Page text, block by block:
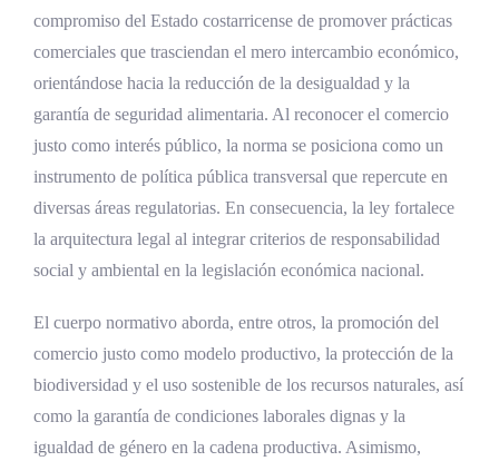
compromiso del Estado costarricense de promover prácticas
comerciales que trasciendan el mero intercambio económico,
orientándose hacia la reducción de la desigualdad y la
garantía de seguridad alimentaria. Al reconocer el comercio
justo como interés público, la norma se posiciona como un
instrumento de política pública transversal que repercute en
diversas áreas regulatorias. En consecuencia, la ley fortalece
la arquitectura legal al integrar criterios de responsabilidad
social y ambiental en la legislación económica nacional.
El cuerpo normativo aborda, entre otros, la promoción del
comercio justo como modelo productivo, la protección de la
biodiversidad y el uso sostenible de los recursos naturales, así
como la garantía de condiciones laborales dignas y la
igualdad de género en la cadena productiva. Asimismo,